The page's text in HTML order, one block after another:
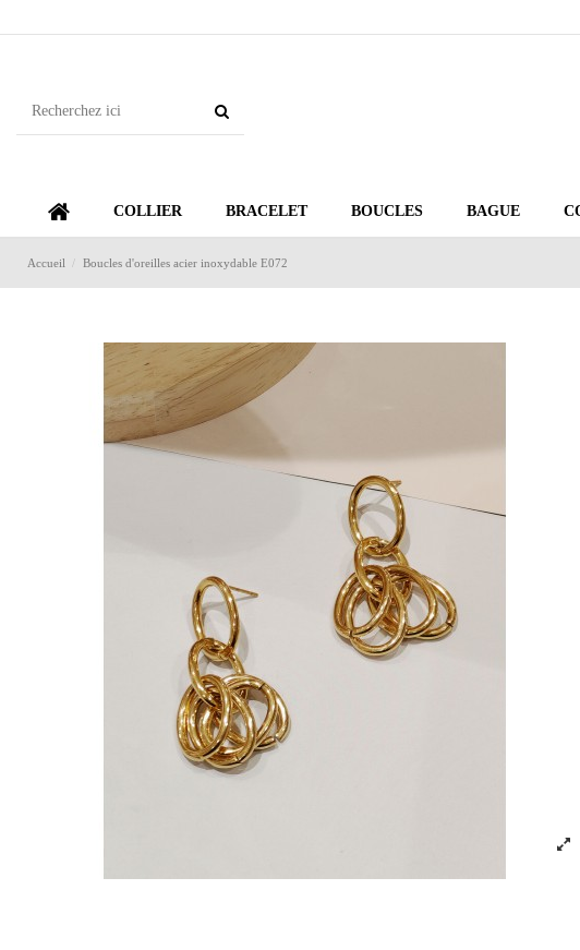
COLLIER BRACELET BOUCLES BAGUE
Accueil Boucles d'oreilles acier inoxydable E072